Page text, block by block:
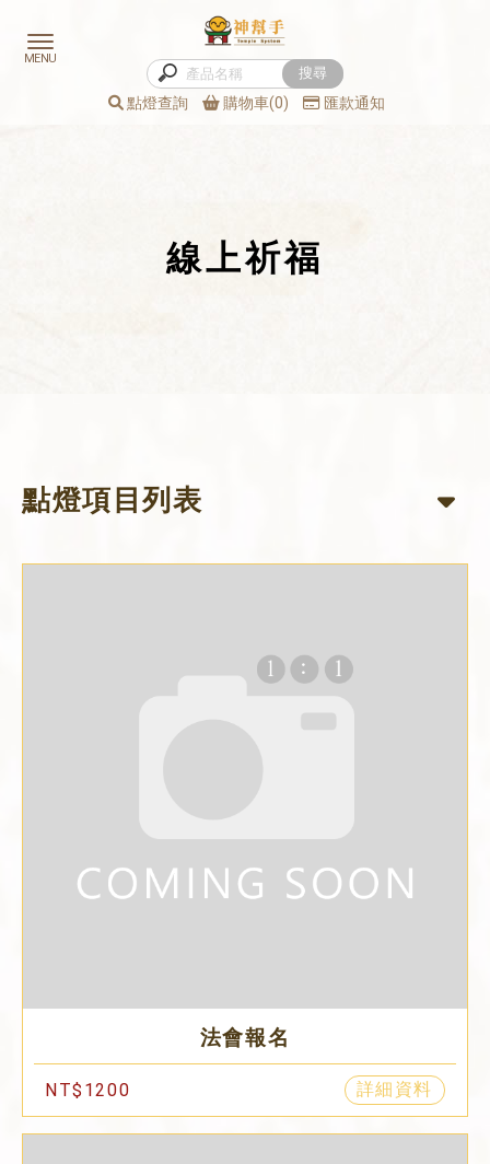
點燈查詢 購物車(0) 匯款通知
線上祈福
點燈項目列表
法會報名
NT$1200 詳細資料